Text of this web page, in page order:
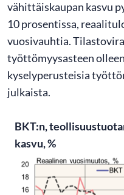
vähittäiskaupan kasvu
10 prosentissa,
vuosivauhtia.
työttömyysasteen
kyselyperusteisia
julkaista.
BKT:n,
kasvu, %